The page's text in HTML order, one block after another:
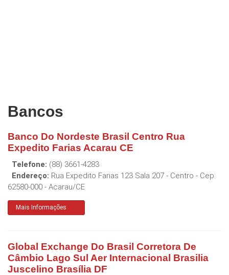
Bancos
Banco Do Nordeste Brasil Centro Rua
Expedito Farias Acarau CE
Telefone: (88) 3661-4283
Endereço: Rua Expedito Farias 123 Sala 207 - Centro - Cep:
62580-000 - Acarau/CE
Mais Informações
Global Exchange Do Brasil Corretora De
Câmbio Lago Sul Aer Internacional Brasilia
Juscelino Brasília DF